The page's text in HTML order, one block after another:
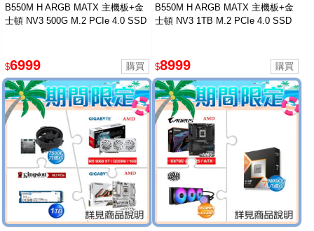
B550M H ARGB MATX 主機板+金
士頓 NV3 500G M.2 PCIe 4.0 SSD
$6999
B550M H ARGB MATX 主機板+金
士頓 NV3 1TB M.2 PCIe 4.0 SSD
$8999